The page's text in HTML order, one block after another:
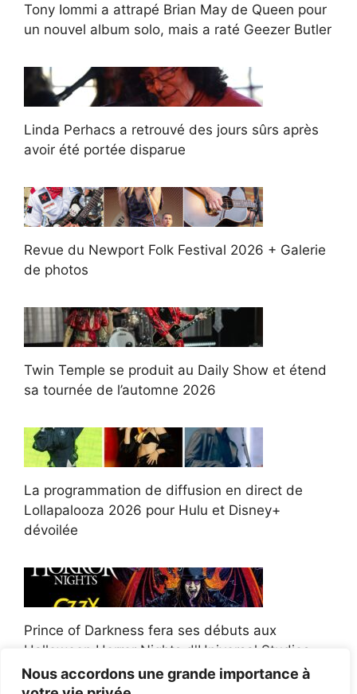
Nous accordons une grande importance à
Tony Iommi a attrapé Brian May de Queen pour
un nouvel album solo, mais a raté Geezer Butler
Linda Perhacs a retrouvé des jours sûrs après
avoir été portée disparue
Revue du Newport Folk Festival 2026 + Galerie
de photos
Twin Temple se produit au Daily Show et étend
sa tournée de l’automne 2026
La programmation de diffusion en direct de
Lollapalooza 2026 pour Hulu et Disney+
dévoilée
Prince of Darkness fera ses débuts aux
Halloween Horror Nights d'Universal Studios